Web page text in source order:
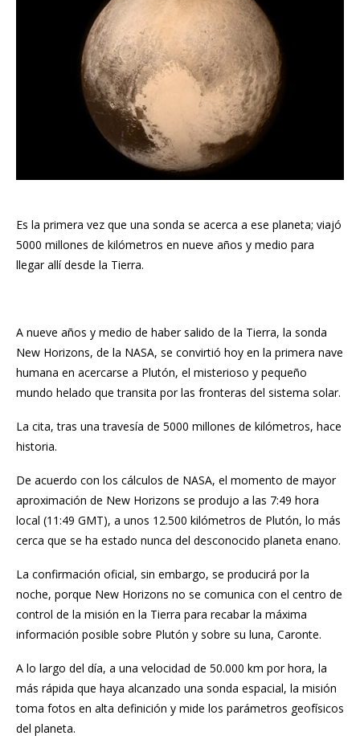
Es la primera vez que una sonda se acerca a ese planeta; viajó
5000 millones de kilómetros en nueve años y medio para
llegar allí desde la Tierra.
A nueve años y medio de haber salido de la Tierra, la sonda
New Horizons, de la NASA, se convirtió hoy en la primera nave
humana en acercarse a Plutón, el misterioso y pequeño
mundo helado que transita por las fronteras del sistema solar.
La cita, tras una travesía de 5000 millones de kilómetros, hace
historia.
De acuerdo con los cálculos de NASA, el momento de mayor
aproximación de New Horizons se produjo a las 7:49 hora
local (11:49 GMT), a unos 12.500 kilómetros de Plutón, lo más
cerca que se ha estado nunca del desconocido planeta enano.
La confirmación oficial, sin embargo, se producirá por la
noche, porque New Horizons no se comunica con el centro de
control de la misión en la Tierra para recabar la máxima
información posible sobre Plutón y sobre su luna, Caronte.
A lo largo del día, a una velocidad de 50.000 km por hora, la
más rápida que haya alcanzado una sonda espacial, la misión
toma fotos en alta definición y mide los parámetros geofísicos
del planeta.